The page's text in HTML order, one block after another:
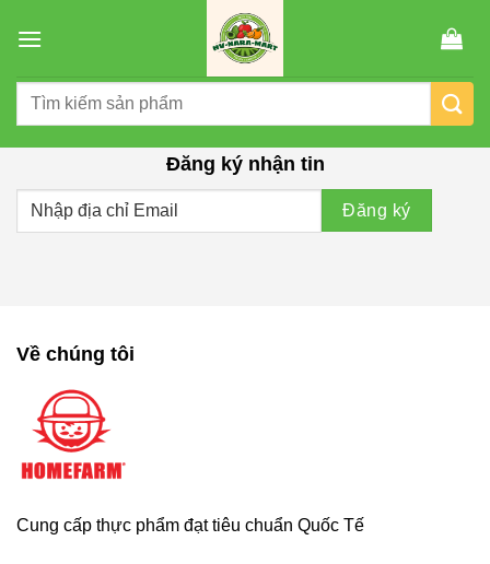
đến
dung
Tìm
Đăng ký nhận tin
Về chúng tôi
Cung cấp thực phẩm đạt tiêu chuẩn Quốc Tế